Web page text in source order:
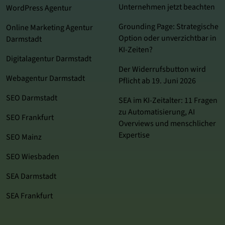
WordPress Agentur
Online Marketing Agentur
Darmstadt
Digitalagentur Darmstadt
Webagentur Darmstadt
SEO Darmstadt
SEO Frankfurt
SEO Mainz
SEO Wiesbaden
SEA Darmstadt
SEA Frankfurt
Unternehmen jetzt beachten
Grounding Page: Strategische
Option oder unverzichtbar in
KI-Zeiten?
Der Widerrufsbutton wird
Pflicht ab 19. Juni 2026
SEA im KI‑Zeitalter: 11 Fragen
zu Automatisierung, AI
Overviews und menschlicher
Expertise